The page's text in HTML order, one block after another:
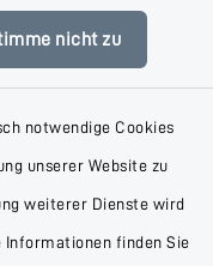
nicht zu
notwendige Cookies
unserer Website zu
weiterer Dienste wird
finden Sie